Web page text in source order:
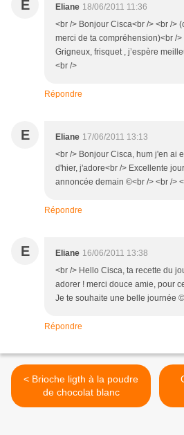
E Eliane 18/06/2011 11:36
<br /> Bonjour Cisca<br /> <br />
merci de ta compréhension)<br /
Grigneux, frisquet , j’espère
<br />
Répondre
E Eliane 17/06/2011 13:13
<br /> Bonjour Cisca, hum j'en ai
d'hier, j'adore<br /> Excellente
annoncée demain ©<br /> <br />
Répondre
E Eliane 16/06/2011 13:38
<br /> Hello Cisca, ta recette du
adorer ! merci douce amie, pour
Je te souhaite une belle journée
Répondre
< Brioche ligth à la poudre
de chocolat blanc